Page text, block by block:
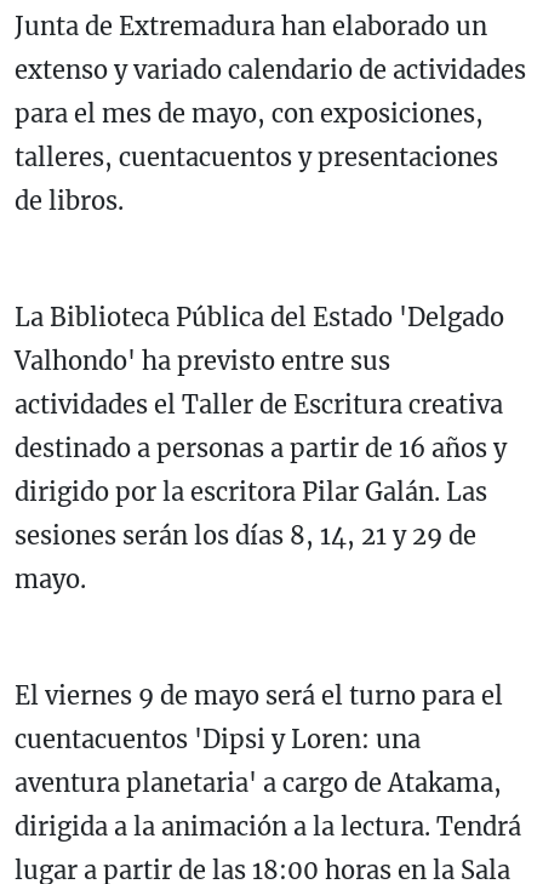
Junta de Extremadura han elaborado un
extenso y variado calendario de actividades
para el mes de mayo, con exposiciones,
talleres, cuentacuentos y presentaciones
de libros.
La Biblioteca Pública del Estado 'Delgado
Valhondo' ha previsto entre sus
actividades el Taller de Escritura creativa
destinado a personas a partir de 16 años y
dirigido por la escritora Pilar Galán. Las
sesiones serán los días 8, 14, 21 y 29 de
mayo.
El viernes 9 de mayo será el turno para el
cuentacuentos 'Dipsi y Loren: una
aventura planetaria' a cargo de Atakama,
dirigida a la animación a la lectura. Tendrá
lugar a partir de las 18:00 horas en la Sala